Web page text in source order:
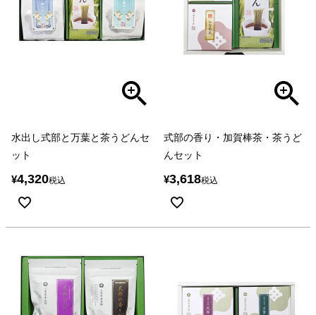
水出し式部と万葉と茶うどんセ
ット
¥4,320税込
式部の香り・加賀棒茶・茶うど
んセット
¥3,618税込